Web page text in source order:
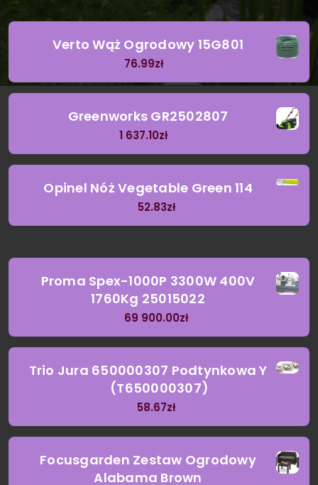
Verto Wąż Ogrodowy 15G801
76.99zł
Greenworks GR2502807
1 637.10zł
Opinel Nóż Vegetable Green 114
52.83zł
Proma Spex-1000P 3300W 400V
1760Kg 25015022
69 900.00zł
Trio Jura 650000307 Podtynkowa Y
(T650000307)
58.67zł
Focusgarden Zestaw Ogrodowy
Alabama Brown